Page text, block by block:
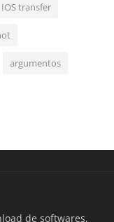
IOS transfer
argumentos
de softwares,